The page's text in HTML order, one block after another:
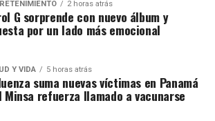
2 horas atrás
G sorprende con nuevo álbum y
por un lado más emocional
Y VIDA 5 horas atrás
suma nuevas víctimas en Panamá
Minsa refuerza llamado a vacunarse